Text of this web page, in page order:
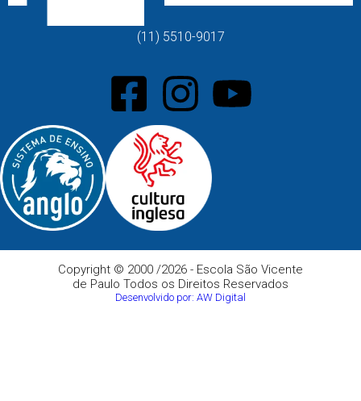
(11) 5510-9017
Copyright © 2000 /2026 - Escola São Vicente
de Paulo Todos os Direitos Reservados
Desenvolvido por: AW Digital